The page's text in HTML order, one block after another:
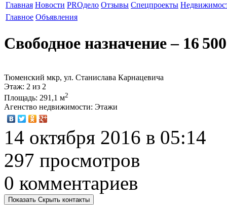
Главная Новости PROдело Отзывы Спецпроекты
Главное Объявления
Свободное назначение‒ 16
Тюменский мкр, ул. Станислава Карнацевича
Этаж: 2 из 2
Площадь: 291,1 м2
Агенство недвижимости: Этажи
14 октября 2016 в 05:14
297 просмотров
0 комментариев
Показать Скрыть контакты